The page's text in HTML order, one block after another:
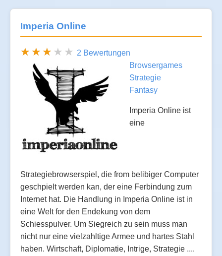
Imperia Online
2 Bewertungen
Browsergames
Strategie
Fantasy
Imperia Online ist
eine
Strategiebrowserspiel, die from belibiger Computer
geschpielt werden kan, der eine Ferbindung zum
Internet hat. Die Handlung in Imperia Online ist in
eine Welt for den Endekung von dem
Schiesspulver. Um Siegreich zu sein muss man
nicht nur eine vielzahltige Armee und hartes Stahl
haben. Wirtschaft, Diplomatie, Intrige, Strategie ....